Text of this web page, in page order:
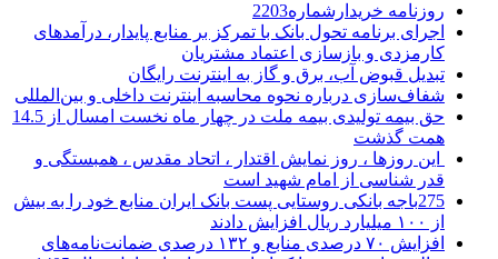
روزنامه خریدارشماره2203
اجرای برنامه تحول بانک با تمرکز بر منابع پایدار، درآمدهای
کارمزدی و بازسازی اعتماد مشتریان
تبدیل قبوض آب، برق و گاز به اینترنت رایگان
شفاف‌سازی درباره نحوه محاسبه اینترنت داخلی و بین‌المللی
حق بیمه تولیدی بیمه ملت در چهار ماه نخست امسال از 14.5
همت گذشت
این روزها ، روز نمایش اقتدار ، اتحاد مقدس ، همبستگی و
قدر شناسی از امام شهید است
275باجه بانکی روستایی پست بانک ایران منابع خود را به بیش
از ۱۰۰ میلیارد ریال افزایش دادند
افزایش ۷۰ درصدی منابع و ۱۳۲ درصدی ضمانت‌نامه‌های